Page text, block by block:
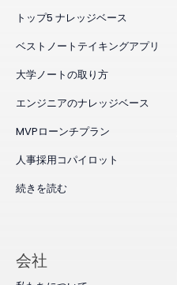
トップ5 ナレッジベース
ベストノートテイキングアプリ
大学ノートの取り方
エンジニアのナレッジベース
MVPローンチプラン
人事採用コパイロット
続きを読む
会社